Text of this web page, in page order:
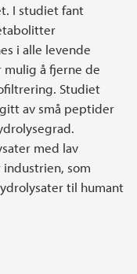
I studiet fant
i alle levende
mulig å fjerne de
Studiet
av små peptider
med lav
som
til humant